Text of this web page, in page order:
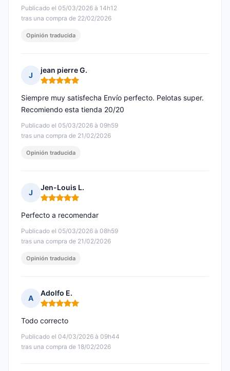
Publicado el 05/03/2026 à 14h12
tras una compra de 22/02/2026
Opinión traducida
J
jean pierre G.
Nota: 5 de 5
Publicado el 05/03/2026 à 09h59
tras una compra de 21/02/2026
Siempre muy satisfecha Envío perfecto. Pelotas super.
Recomiendo esta tienda 20/20
Opinión traducida
J
Jen-Louis L.
Nota: 5 de 5
Publicado el 05/03/2026 à 08h59
tras una compra de 21/02/2026
Perfecto a recomendar
Opinión traducida
A
Adolfo E.
Nota: 5 de 5
Publicado el 04/03/2026 à 09h44
tras una compra de 18/02/2026
Todo correcto